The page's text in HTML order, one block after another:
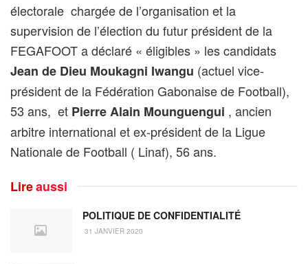
électorale chargée de l’organisation et la
supervision de l’élection du futur président de la
FEGAFOOT a déclaré « éligibles » les candidats
Jean de Dieu Moukagni Iwangu (actuel vice-
président de la Fédération Gabonaise de Football),
53 ans, et Pierre Alain Mounguengui , ancien
arbitre international et ex-président de la Ligue
Nationale de Football ( Linaf), 56 ans.
Lireaussi
POLITIQUE DE CONFIDENTIALITÉ
31 JANVIER 2020